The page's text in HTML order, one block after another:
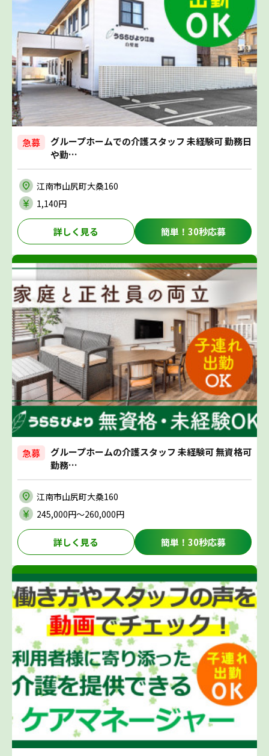
急募
グループホームでの介護スタッフ 未経験可 勤務日
や勤…
江南市山尻町大桑160
1,140円
詳しく見る 簡単！30秒応募
急募
グループホームの介護スタッフ 未経験可 無資格可
勤務…
江南市山尻町大桑160
245,000円〜260,000円
詳しく見る 簡単！30秒応募